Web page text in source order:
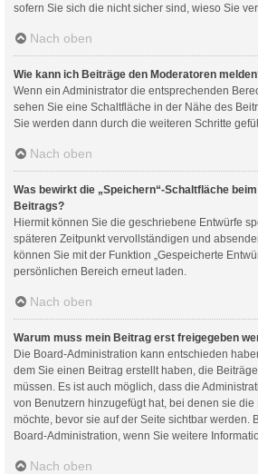
sofern Sie sich die nicht sicher sind, wieso Sie
Nach oben
Wie kann ich Beiträge den Moderatoren
Wenn ein Administrator die entsprechenden
sehen Sie eine Schaltfläche in der Nähe des
Sie werden dann durch die weiteren Schritte
Nach oben
Was bewirkt die „Speichern“-Schaltfläche
Beitrags?
Hiermit können Sie die geschriebene Entwürfe
späteren Zeitpunkt vervollständigen und
können Sie mit der Funktion „Gespeicherte
persönlichen Bereich erneut laden.
Nach oben
Warum muss mein Beitrag erst freigegeben
Die Board-Administration kann entschieden
dem Sie einen Beitrag erstellt haben, die
müssen. Es ist auch möglich, dass die
von Benutzern hinzugefügt hat, bei denen sie
möchte, bevor sie auf der Seite sichtbar werden.
Board-Administration, wenn Sie weitere
Nach oben